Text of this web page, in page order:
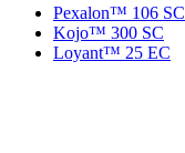
Pexalon™ 106 SC
Kojo™ 300 SC
Loyant™ 25 EC